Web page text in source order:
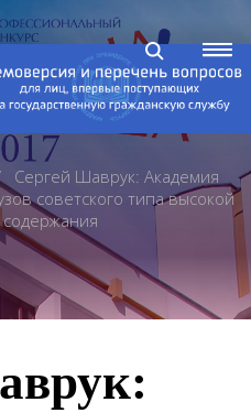
Сергей Шаврук: Академия
советского типа высокой